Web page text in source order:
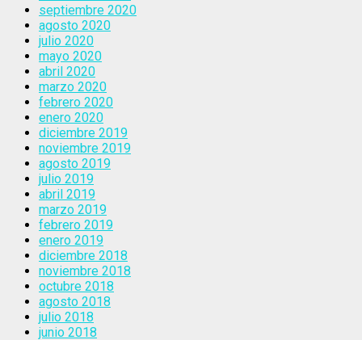
septiembre 2020
agosto 2020
julio 2020
mayo 2020
abril 2020
marzo 2020
febrero 2020
enero 2020
diciembre 2019
noviembre 2019
agosto 2019
julio 2019
abril 2019
marzo 2019
febrero 2019
enero 2019
diciembre 2018
noviembre 2018
octubre 2018
agosto 2018
julio 2018
junio 2018